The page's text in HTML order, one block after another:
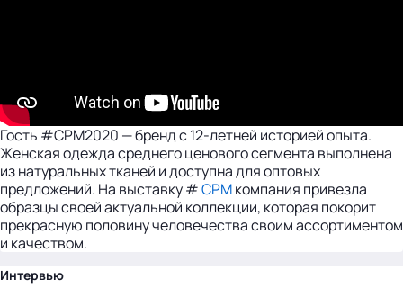
Гость #CPM2020 — бренд с 12-летней историей опыта.
Женская одежда среднего ценового сегмента выполнена
из натуральных тканей и доступна для оптовых
предложений. На выставку #CPMкомпания привезла
образцы своей актуальной коллекции, которая покорит
прекрасную половину человечества своим ассортиментом
и качеством.
Интервью